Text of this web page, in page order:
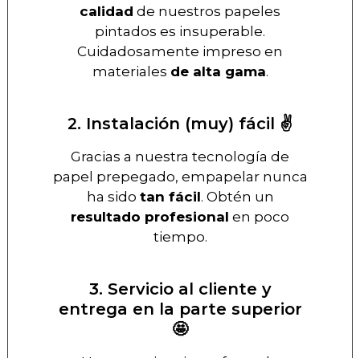
calidad de nuestros papeles
pintados es insuperable.
Cuidadosamente impreso en
materiales de alta gama.
2. Instalación (muy) fácil ✌️
Gracias a nuestra tecnología de
papel prepegado, empapelar nunca
ha sido tan fácil. Obtén un
resultado profesional en poco
tiempo.
3. Servicio al cliente y
entrega en la parte superior
🤩